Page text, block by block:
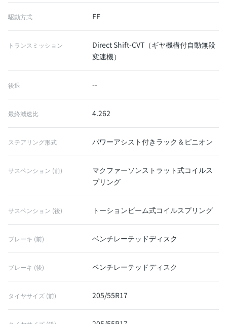
駆動方式 FF
トランスミッション
Direct Shift-CVT（ギヤ機構付自動無段
変速機）
後退 --
最終減速比 4.262
ステアリング形式 パワーアシスト付きラック＆ピニオン
サスペンション (前)
マクファーソンストラット式コイルス
プリング
サスペンション (後) トーションビーム式コイルスプリング
ブレーキ (前) ベンチレーテッドディスク
ブレーキ (後) ベンチレーテッドディスク
タイヤサイズ (前) 205/55R17